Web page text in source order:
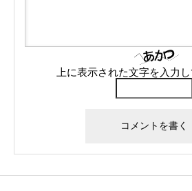
上に表示された文字を入力し